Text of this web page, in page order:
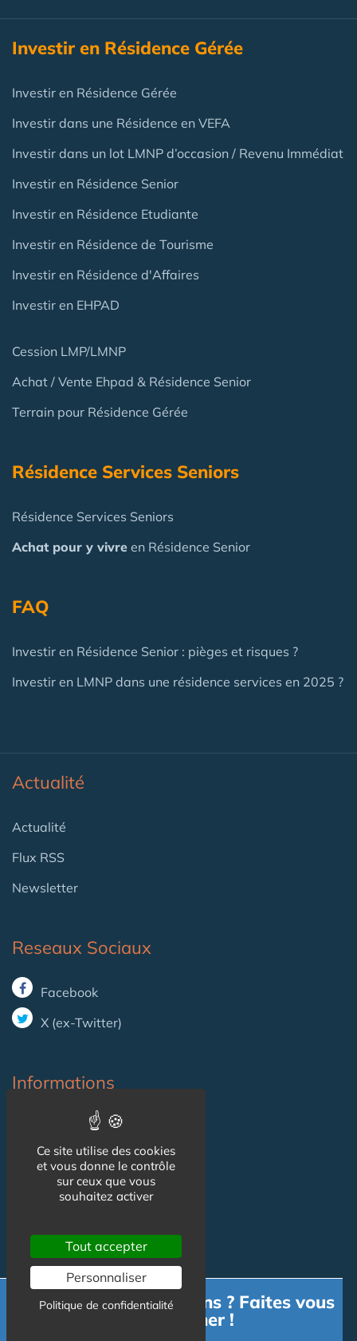
Investir en Résidence Gérée
Investir en Résidence Gérée
Investir dans une Résidence en VEFA
Investir dans un lot LMNP d’occasion / Revenu Immédiat
Investir en Résidence Senior
Investir en Résidence Etudiante
Investir en Résidence de Tourisme
Investir en Résidence d'Affaires
Investir en EHPAD
Cession LMP/LMNP
Achat / Vente Ehpad & Résidence Senior
Terrain pour Résidence Gérée
Résidence Services Seniors
Résidence Services Seniors
Achat pour y vivre en Résidence Senior
FAQ
Investir en Résidence Senior : pièges et risques ?
Investir en LMNP dans une résidence services en 2025 ?
Actualité
Actualité
Flux RSS
Newsletter
Reseaux Sociaux
Facebook
X (ex-Twitter)
Informations
Mentions légales
Gestion des cookies
Contact
ContactBesoin d'informations ? Faites vous
accompagner !
Ce site utilise des cookies
et vous donne le contrôle
sur ceux que vous
souhaitez activer
Tout accepter
Personnaliser
Politique de confidentialité